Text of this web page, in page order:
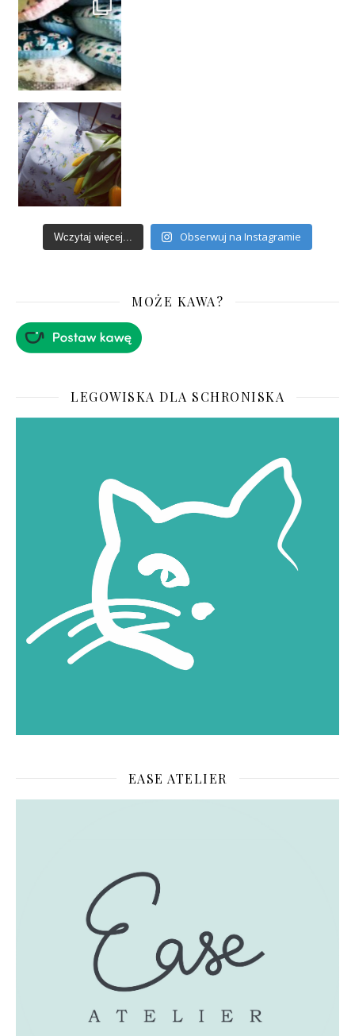
Wczytaj więcej... Obserwuj na Instagramie
MOŻE KAWA?
LEGOWISKA DLA SCHRONISKA
EASE ATELIER